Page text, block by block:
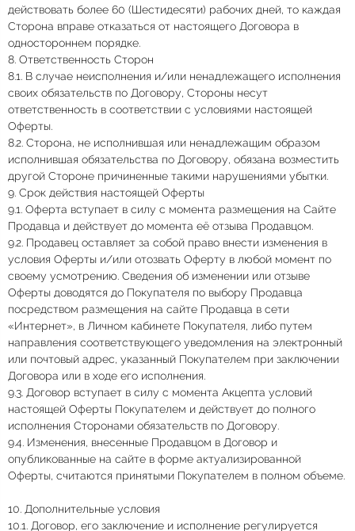
действовать более 60 (Шестидесяти) рабочих дней, то каждая
Сторона вправе отказаться от настоящего Договора в
одностороннем порядке.
8. Ответственность Сторон
8.1. В случае неисполнения и/или ненадлежащего исполнения
своих обязательств по Договору, Стороны несут
ответственность в соответствии с условиями настоящей
Оферты.
8.2. Сторона, не исполнившая или ненадлежащим образом
исполнившая обязательства по Договору, обязана возместить
другой Стороне причиненные такими нарушениями убытки.
9. Срок действия настоящей Оферты
9.1. Оферта вступает в силу с момента размещения на Сайте
Продавца и действует до момента её отзыва Продавцом.
9.2. Продавец оставляет за собой право внести изменения в
условия Оферты и/или отозвать Оферту в любой момент по
своему усмотрению. Сведения об изменении или отзыве
Оферты доводятся до Покупателя по выбору Продавца
посредством размещения на сайте Продавца в сети
«Интернет», в Личном кабинете Покупателя, либо путем
направления соответствующего уведомления на электронный
или почтовый адрес, указанный Покупателем при заключении
Договора или в ходе его исполнения.
9.3. Договор вступает в силу с момента Акцепта условий
настоящей Оферты Покупателем и действует до полного
исполнения Сторонами обязательств по Договору.
9.4. Изменения, внесенные Продавцом в Договор и
опубликованные на сайте в форме актуализированной
Оферты, считаются принятыми Покупателем в полном объеме.
10. Дополнительные условия
10.1. Договор, его заключение и исполнение регулируется